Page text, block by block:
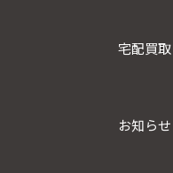
宅配買取
お知らせ